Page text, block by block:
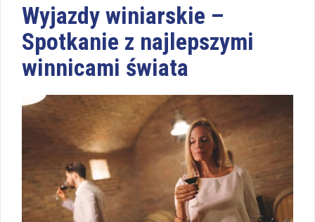
Wyjazdy winiarskie –
Spotkanie z najlepszymi
winnicami świata